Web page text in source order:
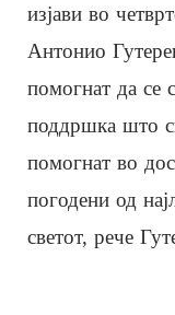
изјави во
Антонио
помогнат да се
поддршка што
помогнат во
погодени од
светот, рече